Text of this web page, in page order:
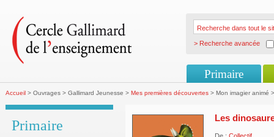
> Recherche avancée
Primaire
Accueil > Ouvrages > Gallimard Jeunesse > Mes premières découvertes > Mon imagier animé
Primaire Les